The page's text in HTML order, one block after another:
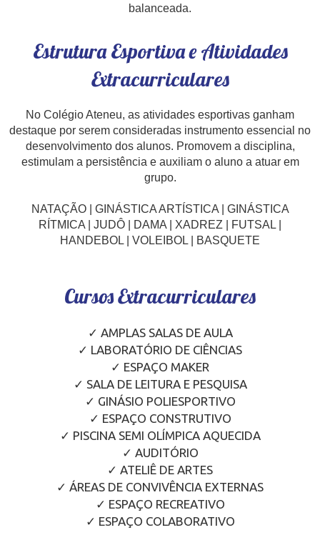
balanceada.
Estrutura Esportiva e Atividades
Extracurriculares
No Colégio Ateneu, as atividades esportivas ganham
destaque por serem consideradas instrumento essencial no
desenvolvimento dos alunos. Promovem a disciplina,
estimulam a persistência e auxiliam o aluno a atuar em
grupo.
NATAÇÃO | GINÁSTICA ARTÍSTICA | GINÁSTICA
RÍTMICA | JUDÔ | DAMA | XADREZ | FUTSAL |
HANDEBOL | VOLEIBOL | BASQUETE
Cursos Extracurriculares
✓ AMPLAS SALAS DE AULA
✓ LABORATÓRIO DE CIÊNCIAS
✓ ESPAÇO MAKER
✓ SALA DE LEITURA E PESQUISA
✓ GINÁSIO POLIESPORTIVO
✓ ESPAÇO CONSTRUTIVO
✓ PISCINA SEMI OLÍMPICA AQUECIDA
✓ AUDITÓRIO
✓ ATELIÊ DE ARTES
✓ ÁREAS DE CONVIVÊNCIA EXTERNAS
✓ ESPAÇO RECREATIVO
✓ ESPAÇO COLABORATIVO